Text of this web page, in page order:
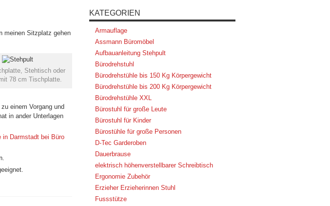
meinen Sitzplatz gehen
Stehtisch oder
78 cm Tischplatte.
einem Vorgang und
in ander Unterlagen
Darmstadt bei Büro
KATEGORIEN
Armauflage
Assmann Büromöbel
Aufbauanleitung Stehpult
Bürodrehstuhl
Bürodrehstühle bis 150 Kg Körpergewicht
Bürodrehstühle bis 200 Kg Körpergewicht
Bürodrehstühle XXL
Bürostuhl für große Leute
Bürostuhl für Kinder
Bürostühle für große Personen
D-Tec Garderoben
Dauerbrause
elektrisch höhenverstellbarer Schreibtisch
Ergonomie Zubehör
Erzieher Erzieherinnen Stuhl
Fussstütze